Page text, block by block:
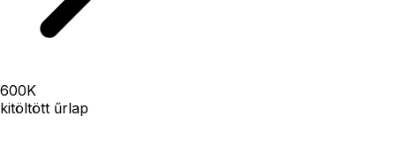
600K
kitöltött űrlap